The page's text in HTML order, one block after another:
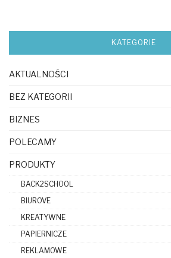
KATEGORIE
AKTUALNOŚCI
BEZ KATEGORII
BIZNES
POLECAMY
PRODUKTY
BACK2SCHOOL
BIUROVE
KREATYWNE
PAPIERNICZE
REKLAMOWE